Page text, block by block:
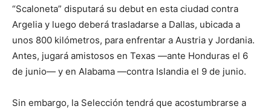
“Scaloneta” disputará su debut en esta ciudad contra
Argelia y luego deberá trasladarse a Dallas, ubicada a
unos 800 kilómetros, para enfrentar a Austria y Jordania.
Antes, jugará amistosos en Texas —ante Honduras el 6
de junio— y en Alabama —contra Islandia el 9 de junio.
Sin embargo, la Selección tendrá que acostumbrarse a